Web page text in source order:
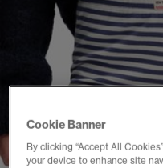
Cookie Banner
By clicking “Accept All
your device to enhance site